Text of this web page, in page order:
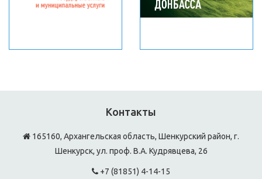
Контакты
165160, Архангельская область, Шенкурский район, г.
Шенкурск, ул. проф. В.А. Кудрявцева, 26
+7 (81851) 4-14-15